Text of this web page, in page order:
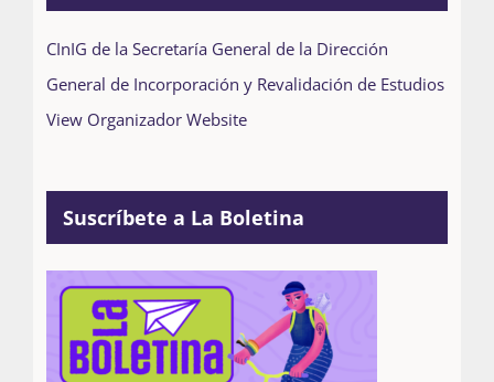
CInIG de la Secretaría General de la Dirección
General de Incorporación y Revalidación de Estudios
View Organizador Website
Suscríbete a La Boletina